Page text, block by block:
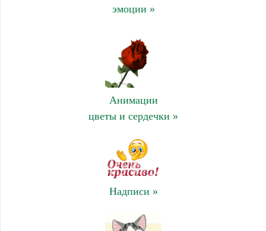
эмоции »
Анимации
цветы и сердечки »
Надписи »